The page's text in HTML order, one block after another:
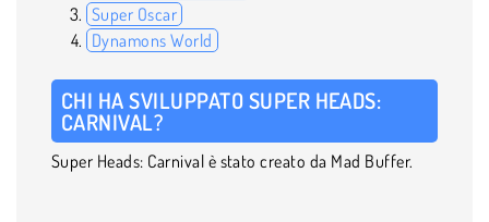
Super Oscar
Dynamons World
CHI HA SVILUPPATO SUPER HEADS:
CARNIVAL?
Super Heads: Carnival è stato creato da Mad Buffer.